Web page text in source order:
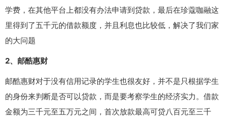
学费，在其他平台上都没有办法申请到贷款，最后在珍蔻咖融这
里得到了五千元的借款额度，并且利息也比较低，解决了我们家
的大问题
2、邮酷惠财
邮酷惠财对于没有信用记录的学生也很友好，并不是只根据学生
的身份来判断是否可以贷款，而是要考察学生的经济实力。借款
金额为三千元至五万元之间，首次放款最高可贷八百元至三千